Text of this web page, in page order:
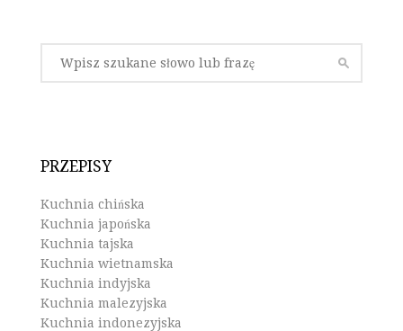
PRZEPISY
Kuchnia chińska
Kuchnia japońska
Kuchnia tajska
Kuchnia wietnamska
Kuchnia indyjska
Kuchnia malezyjska
Kuchnia indonezyjska